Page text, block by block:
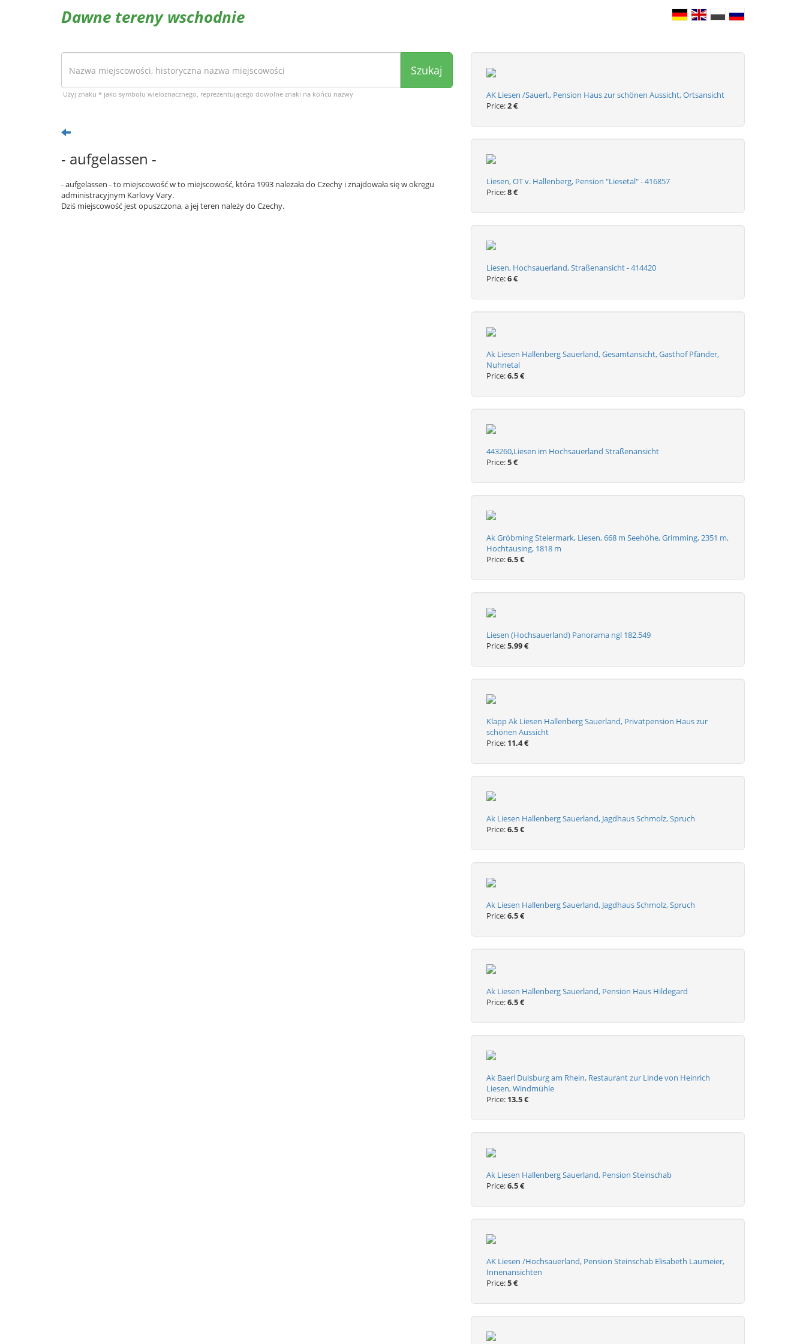
Dawne tereny wschodnie
Szukaj
Użyj znaku * jako symbolu wieloznacznego, reprezentującego dowolne znaki na końcu nazwy
- aufgelassen -
- aufgelassen - to miejscowość w to miejscowość, która 1993 należała do Czechy i znajdowała się w okręgu
administracyjnym Karlovy Vary.
Dziś miejscowość jest opuszczona, a jej teren należy do Czechy.
AK Liesen /Sauerl., Pension Haus zur schönen Aussicht, Ortsansicht
Price:2 €
Liesen, OT v. Hallenberg, Pension "Liesetal" - 416857
Price:8 €
Liesen, Hochsauerland, Straßenansicht - 414420
Price:6 €
Ak Liesen Hallenberg Sauerland, Gesamtansicht, Gasthof Pfänder,
Nuhnetal
Price:6.5 €
443260,Liesen im Hochsauerland Straßenansicht
Price:5 €
Ak Gröbming Steiermark, Liesen, 668 m Seehöhe, Grimming, 2351 m,
Hochtausing, 1818 m
Price:6.5 €
Liesen (Hochsauerland) Panorama ngl 182.549
Price:5.99 €
Klapp Ak Liesen Hallenberg Sauerland, Privatpension Haus zur
schönen Aussicht
Price: 11.4 €
Ak Liesen Hallenberg Sauerland, Jagdhaus Schmolz, Spruch
Price:6.5 €
Ak Liesen Hallenberg Sauerland, Jagdhaus Schmolz, Spruch
Price:6.5 €
Ak Liesen Hallenberg Sauerland, Pension Haus Hildegard
Price:6.5 €
Ak Baerl Duisburg am Rhein, Restaurant zur Linde von Heinrich
Liesen, Windmühle
Price: 13.5 €
Ak Liesen Hallenberg Sauerland, Pension Steinschab
Price:6.5 €
AK Liesen /Hochsauerland, Pension Steinschab Elisabeth Laumeier,
Innenansichten
Price:5 €